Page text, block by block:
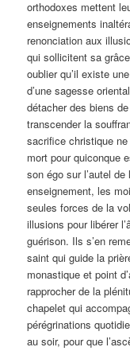
orthodoxes mettent
enseignements
renonciation aux
qui sollicitent sa
oublier qu’il existe
d’une sagesse
détacher des biens
transcender la
sacrifice christique
mort pour quiconque
son égo sur l’autel
enseignement, les
seules forces de la
illusions pour libérer
guérison. Ils s’en
saint qui guide la
monastique et point
rapprocher de la
chapelet qui
pérégrinations
au soir, pour que